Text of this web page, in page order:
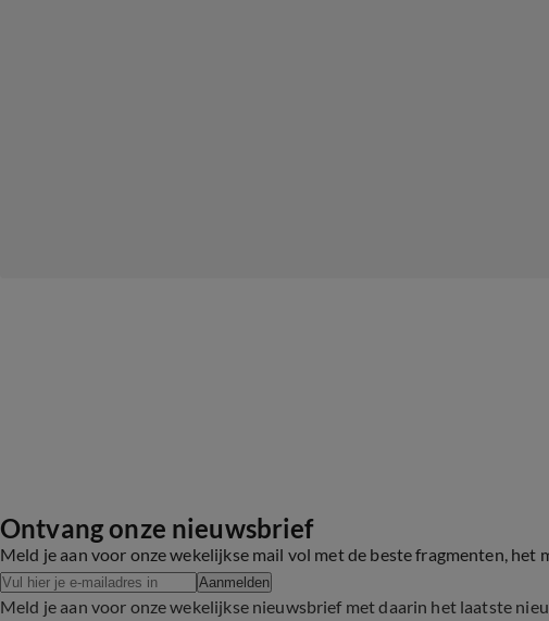
Ontvang onze nieuwsbrief
Meld je aan voor onze wekelijkse mail vol met de beste fragmenten, het
Aanmelden
Meld je aan voor onze wekelijkse nieuwsbrief met daarin het laatste